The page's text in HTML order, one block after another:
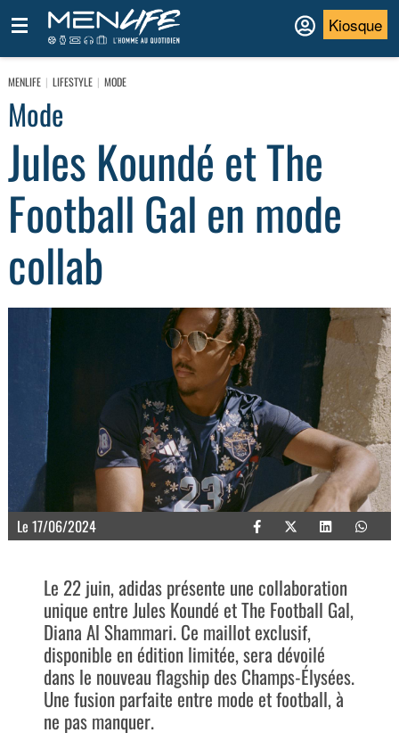
Kiosque
MENLIFE LIFESTYLE MODE
Mode
Jules Koundé et The
Football Gal en mode
collab
Le 17/06/2024
Le 22 juin, adidas présente une collaboration
unique entre Jules Koundé et The Football Gal,
Diana Al Shammari. Ce maillot exclusif,
disponible en édition limitée, sera dévoilé
dans le nouveau flagship des Champs-Élysées.
Une fusion parfaite entre mode et football, à
ne pas manquer.